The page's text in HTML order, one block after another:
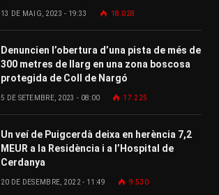
13 DE MAIG, 2023 - 19:33 18.028
Denuncien l’obertura d’una pista de més de
300 metres de llarg en una zona boscosa
protegida de Coll de Nargó
5 DE SETEMBRE, 2023 - 08:00 17.225
Un veí de Puigcerdà deixa en herència 7,2
MEUR a la Residència i a l’Hospital de
Cerdanya
20 DE DESEMBRE, 2022 - 11:49 9.530